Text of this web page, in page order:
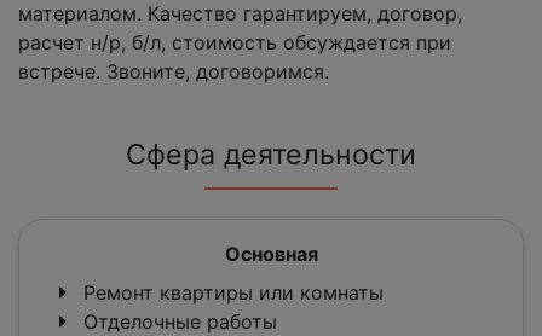
материалом. Качество гарантируем, договор,
расчет н/р, б/л, стоимость обсуждается при
встрече. Звоните, договоримся.
Сфера деятельности
Основная
Ремонт квартиры или комнаты
Отделочные работы